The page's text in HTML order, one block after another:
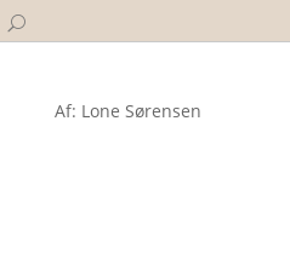
Af: Lone Sørensen